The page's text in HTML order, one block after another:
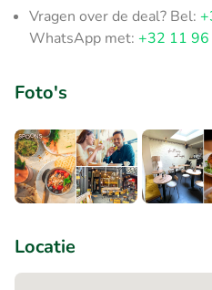
Vragen over de deal? Bel:
WhatsApp met: +32 11
Foto's
Locatie